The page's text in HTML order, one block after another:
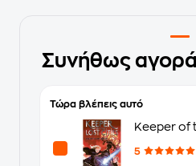
Συνήθως
Τώρα βλέπεις αυτό
Keeper of
5